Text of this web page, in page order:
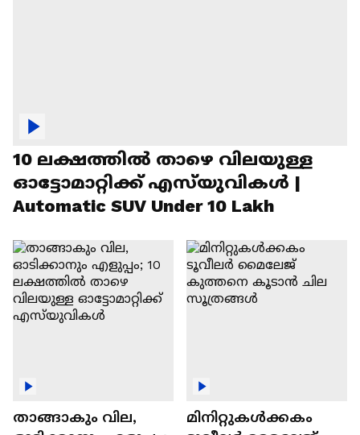
10 ലക്ഷത്തിൽ താഴെ വിലയുള്ള
ഓട്ടോമാറ്റിക്ക് എസ്‍യുവികൾ |
Automatic SUV Under 10 Lakh
താങ്ങാകും വില,
മിനിറ്റുകൾക്കകം